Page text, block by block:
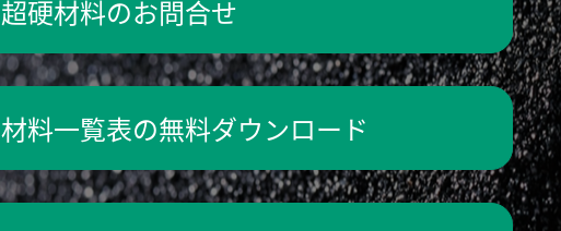
超硬材料のお問合せ
材料一覧表の無料ダウンロード